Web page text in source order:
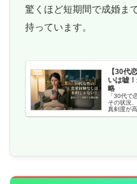
驚くほど短期間で成婚ま
持っています。
【30代
いは嘘
略
「30代で
その状況
真剣度が
ます。経